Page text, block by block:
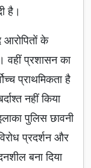
है।
के
वहीं प्रशासन का
प्राथमिकता है
नहीं किया
पुलिस छावनी
प्रदर्शन और
बना दिया